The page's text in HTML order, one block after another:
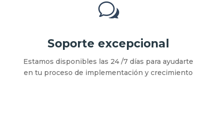
w
Soporte excepcional
Estamos disponibles las 24 /7 días para ayudarte
en tu proceso de implementación y crecimiento